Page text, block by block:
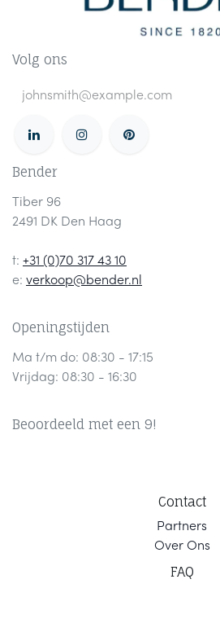
Volg ons
Bender
Tiber 96
2491 DK Den Haag
t: +31 (0)70 317 43 10
e: verkoop@bender.nl
Openingstijden
Ma t/m do: 08:30 - 17:15
Vrijdag: 08:30 - 16:30
Beoordeeld met een 9!
Contact
Partners
Over Ons
FAQ